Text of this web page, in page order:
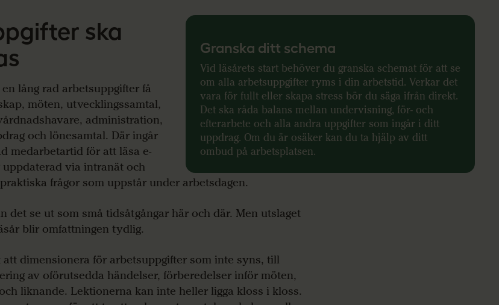
Granska ditt schema
Vid läsårets start behöver du granska schemat för att se
om alla arbetsuppgifter ryms i din arbetstid. Verkar det
vara för fullt eller skapa stress bör du säga ifrån direkt.
Det ska råda balans mellan undervisning, för- och
efterarbete och alla andra uppgifter som ingår i ditt
uppdrag. Om du är osäker kan du ta hjälp av ditt
ombud på arbetsplatsen.
ska
lång rad arbetsuppgifter få
möten, utvecklingssamtal,
administration,
och lönesamtal. Där ingår
medarbetartid för att läsa e-
uppdaterad via intranät och
frågor som uppstår under arbetsdagen.
det se ut som små tidsåtgångar här och där. Men utslaget
blir omfattningen tydlig.
att dimensionera för arbetsuppgifter som inte syns, till
av oförutsedda händelser, förberedelser inför möten,
liknande. Lektionerna kan inte heller ligga kloss i kloss.